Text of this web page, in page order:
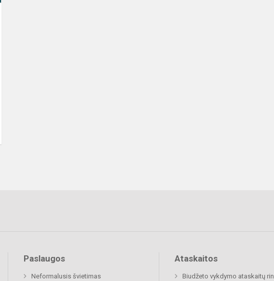
Paslaugos
Neformalusis švietimas
Ataskaitos
Biudžeto vykdymo ataskaitų